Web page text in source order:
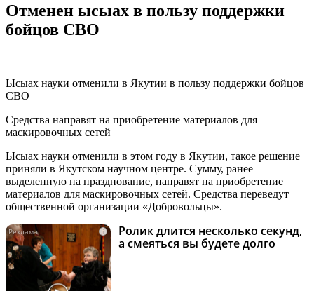
Отменен ысыах в пользу поддержки
бойцов СВО
Ысыах науки отменили в Якутии в пользу поддержки бойцов
СВО
Средства направят на приобретение материалов для
маскировочных сетей
Ысыах науки отменили в этом году в Якутии, такое решение
приняли в Якутском научном центре. Сумму, ранее
выделенную на празднование, направят на приобретение
материалов для маскировочных сетей. Средства переведут
общественной организации «Добровольцы».
i
Ролик длится несколько секунд,
а смеяться вы будете долго